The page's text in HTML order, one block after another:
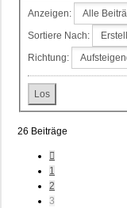
Anzeigen:
Sortiere Nach:
Richtung:
26 Beiträge
1
2
3